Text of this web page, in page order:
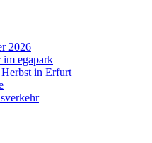
2026
im egapark
in Erfurt